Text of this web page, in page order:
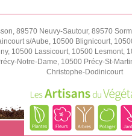
89570 Neuvy-Sautour, 89570
s/Aube, 10500 Blignicourt,
10500 Lassicourt, 10500 Lesmont,
Notre-Dame, 10500 Précy-St-
Christophe-Dodinicourt